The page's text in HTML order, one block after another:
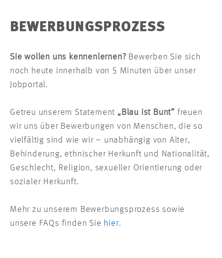
BEWERBUNGSPROZESS
Sie wollen uns kennenlernen?Bewerben Sie sich
noch heute innerhalb von 5 Minuten über unser
Jobportal.
Getreu unserem Statement „Blau ist Bunt“ freuen
wir uns über Bewerbungen von Menschen, die so
vielfältig sind wie wir – unabhängig von Alter,
Behinderung, ethnischer Herkunft und Nationalität,
Geschlecht, Religion, sexueller Orientierung oder
sozialer Herkunft.
Mehr zu unserem Bewerbungsprozess sowie
unsere FAQs finden Sie hier.